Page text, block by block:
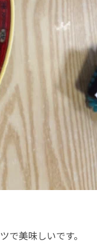
美味しいです。